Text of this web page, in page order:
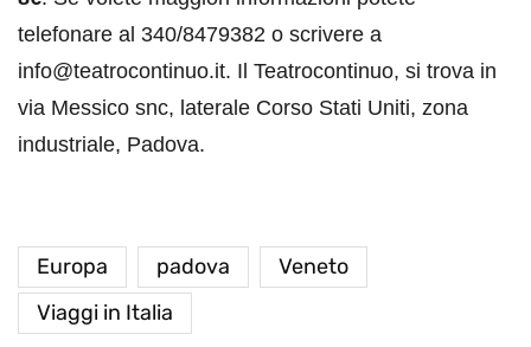
telefonare al 340/8479382 o scrivere a
info@teatrocontinuo.it. Il Teatrocontinuo, si trova in
via Messico snc, laterale Corso Stati Uniti, zona
industriale, Padova.
Europa padova
Veneto
Viaggi in Italia